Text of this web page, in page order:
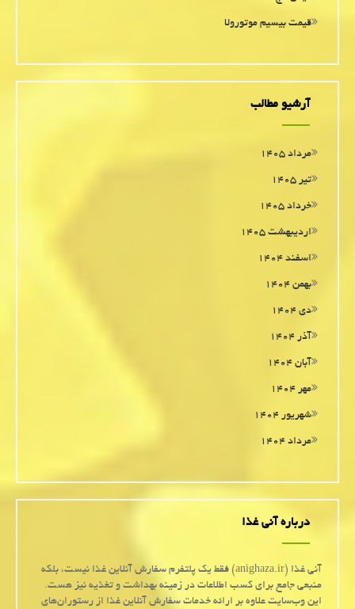
قیمت بیسیم موتورولا
آرشیو مطالب
مرداد ۱۴۰۵
تیر ۱۴۰۵
خرداد ۱۴۰۵
اردیبهشت ۱۴۰۵
اسفند ۱۴۰۴
بهمن ۱۴۰۴
دی ۱۴۰۴
آذر ۱۴۰۴
آبان ۱۴۰۴
مهر ۱۴۰۴
شهریور ۱۴۰۴
مرداد ۱۴۰۴
درباره آنی غذا
آنی غذا (anighaza.ir) فقط یک پلتفرم سفارش آنلاین غذا نیست، بلکه
منبعی جامع برای کسب اطلاعات در زمینه بهداشت و تغذیه نیز هست.
این وب‌سایت علاوه بر ارائه خدمات سفارش آنلاین غذا از رستوران‌های